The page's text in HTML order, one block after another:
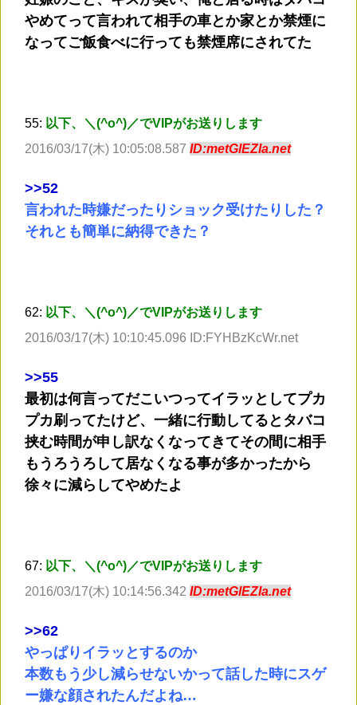
やめてって言われて相手の車とか家とか禁煙に
なってご飯食べに行っても禁煙席にされてた
55: 以下、＼(^o^)／でVIPがお送りします
2016/03/17(木) 10:05:08.587 ID:metGlEZIa.net
>>52
言われた時嫌だったりショック受けたりした？
それとも簡単に納得できた？
62: 以下、＼(^o^)／でVIPがお送りします
2016/03/17(木) 10:10:45.096 ID:FYHBzKcWr.net
>>55
最初は何言ってだこいつってイラッとしてプカ
プカ刷ってたけど、一緒に行動してるとタバコ
挟む時間が申し訳なくなってきてその間に相手
もうろうろして居なくなる事が多かったから
徐々に減らしてやめたよ
67: 以下、＼(^o^)／でVIPがお送りします
2016/03/17(木) 10:14:56.342 ID:metGlEZIa.net
>>62
やっぱりイラッとするのか
本数もう少し減らせないかって話した時にスゲ
ー嫌な顔されたんだよね…